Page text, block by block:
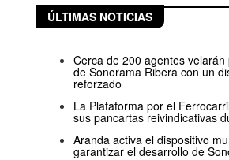
ÚLTIMAS NOTICIAS
Cerca de 200 agentes
de Sonorama Ribera con un
reforzado
La Plataforma por el
sus pancartas reivindicativas
Aranda activa el dispositivo
garantizar el desarrollo de